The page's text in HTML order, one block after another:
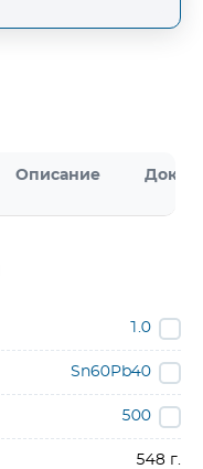
Описание
1.0
Sn60Pb40
500
548 г.